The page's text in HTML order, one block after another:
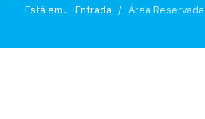
Está em... Entrada Área Reservada